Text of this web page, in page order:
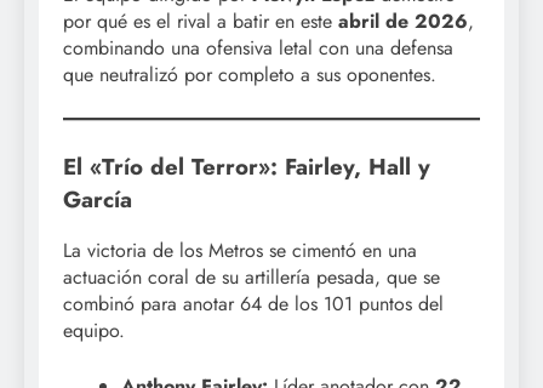
por qué es el rival a batir en este abril de 2026,
combinando una ofensiva letal con una defensa
que neutralizó por completo a sus oponentes.
El «Trío del Terror»: Fairley, Hall y
García
La victoria de los Metros se cimentó en una
actuación coral de su artillería pesada, que se
combinó para anotar 64 de los 101 puntos del
equipo.